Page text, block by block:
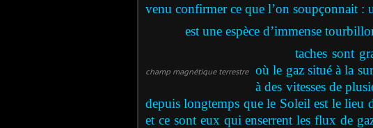
venu confirmer ce que l’on soupçonnait :
est une espèce d’immense
champ magnétique terrestre
taches sont
où le gaz situé à la
à des vitesses de
depuis longtemps que le Soleil est le lieu
et ce sont eux qui enserrent les flux de